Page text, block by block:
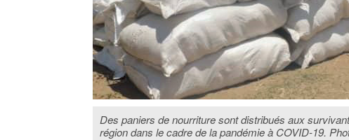
Des paniers de nourriture sont distribués aux
région dans le cadre de la pandémie à COVID-19.